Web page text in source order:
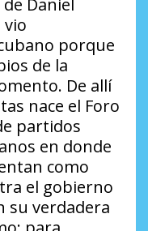
Daniel
vio
porque
de la
De allí
nace el Foro
partidos
en donde
como
el gobierno
su verdadera